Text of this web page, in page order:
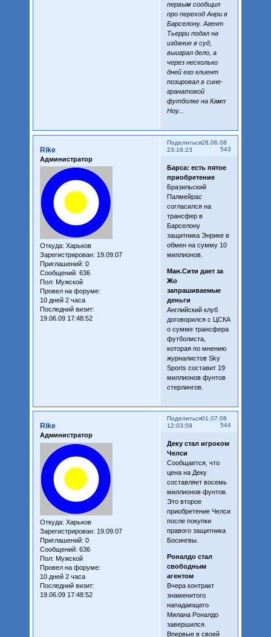
первым сообщил
про переход Анри в
Барселону. Агент
Тьерри подал на
издание в суд,
выиграл дело, а
через несколько
дней его клиент
позировал в сине-
гранатовой
футболке на Камп
Ноу...
Поделиться
543
28.06.08
23:16:23
Rike
Администратор
Откуда: Харьков
Зарегистрирован: 19.09.07
Приглашений: 0
Сообщений: 636
Пол: Мужской
Провел на форуме:
10 дней 2 часа
Последний визит:
19.06.09 17:48:52
Барса: есть пятое
приобретение
Бразильский
Палмейрас
согласился на
трансфер в
Барселону
защитника Энрике в
обмен на сумму 10
миллионов.
Ман.Сити дает за
Жо
запрашиваемые
деньги
Английский клуб
договорился с ЦСКА
о сумме трансфера
футболиста,
которая по мнению
журналистов Sky
Sports составит 19
миллионов фунтов
стерлингов.
Поделиться
544
01.07.08
12:03:59
Rike
Администратор
Откуда: Харьков
Зарегистрирован: 19.09.07
Приглашений: 0
Сообщений: 636
Пол: Мужской
Провел на форуме:
10 дней 2 часа
Последний визит:
19.06.09 17:48:52
Деку стал игроком
Челси
Сообщается, что
цена на Деку
составляет восемь
миллионов фунтов.
Это второе
приобретение Челси
после покупки
правого защитника
Босингвы.
Роналдо стал
свободным
агентом
Вчера контракт
знаменитого
нападающего
Милана Роналдо
завершился.
Впервые в своей